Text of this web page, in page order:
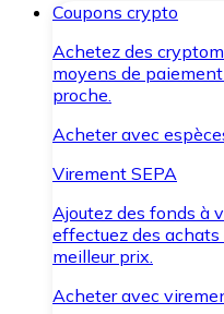
Coupons crypto
Achetez des
moyens de
proche.
Acheter avec
Virement SEPA
Ajoutez des fonds à
effectuez des
meilleur prix.
Acheter avec